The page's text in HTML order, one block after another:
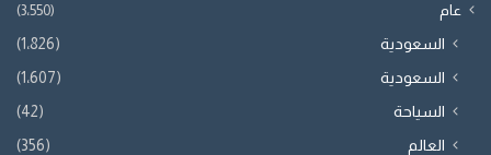
عام (3٬550)
السعودية
(1٬826)
السعودية
(1٬607)
السياحة
(42)
العالم
(356)